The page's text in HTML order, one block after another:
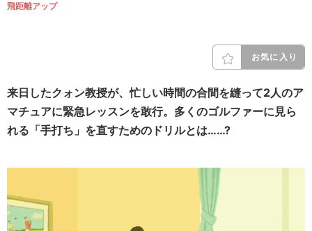
飛距離アップ
お気に入り
来日したクォン教授が、忙しい時間の合間を縫って2人のア
マチュアに緊急レッスンを敢行。多くのゴルファーに見ら
れる「手打ち」を直すためのドリルとは……?